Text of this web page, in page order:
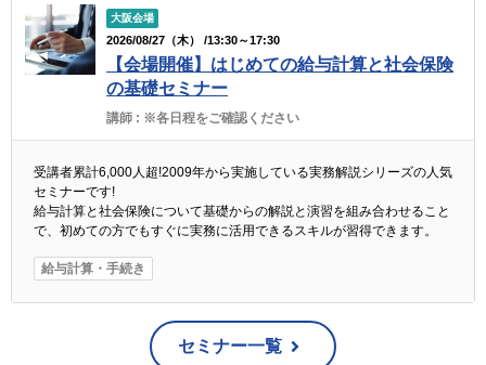
大阪会場
2026/08/27（木） /13:30～17:30
【会場開催】はじめての給与計算と社会保険
の基礎セミナー
講師 : ※各日程をご確認ください
受講者累計6,000人超!2009年から実施している実務解説シリーズの人気
セミナーです!
給与計算と社会保険について基礎からの解説と演習を組み合わせること
で、初めての方でもすぐに実務に活用できるスキルが習得できます。
給与計算・手続き
セミナー一覧